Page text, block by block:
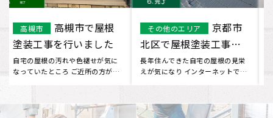
京都府
長岡京市で屋
根重ね葺き工事を行い
ました。
屋根の変色や劣化が気になってネ
ットで調べてみると イーロックホ
その他のエリア
西宮市
で屋根塗装工事を行い
ました
屋根の汚れや色味が気になってい
たところ、ご近所さんからイーロ